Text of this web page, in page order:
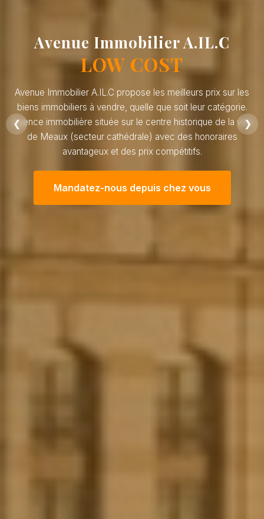
❮ ❯
Avenue Immobilier A.IL.C
LOW COST
Avenue Immobilier A.IL.C propose les meilleurs prix sur les
biens immobiliers à vendre, quelle que soit leur catégorie.
Agence immobilière située sur le centre historique de la ville
de Meaux (secteur cathédrale) avec des honoraires
avantageux et des prix compétitifs.
Mandatez-nous depuis chez vous